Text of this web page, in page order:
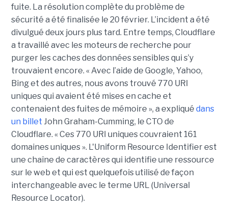
fuite. La résolution complète du problème de
sécurité a été finalisée le 20 février. L’incident a été
divulgué deux jours plus tard. Entre temps, Cloudflare
a travaillé avec les moteurs de recherche pour
purger les caches des données sensibles qui s’y
trouvaient encore. « Avec l’aide de Google, Yahoo,
Bing et des autres, nous avons trouvé 770 URI
uniques qui avaient été mises en cache et
contenaient des fuites de mémoire », a expliqué dans
un billet John Graham-Cumming, le CTO de
Cloudflare. « Ces 770 URI uniques couvraient 161
domaines uniques ». L'Uniform Resource Identifier est
une chaîne de caractères qui identifie une ressource
sur le web et qui est quelquefois utilisé de façon
interchangeable avec le terme URL (Universal
Resource Locator).